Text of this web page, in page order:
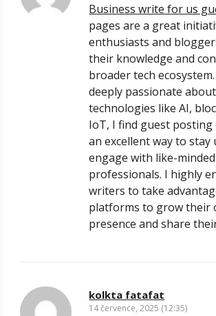
Business write for us
pages are a great
enthusiasts and
their knowledge and
broader tech
deeply passionate
technologies like AI,
IoT, I find guest
an excellent way to stay
engage with like-minded
professionals. I highly
writers to take
platforms to grow their
presence and share
kolkta fatafat
14 července, 2025 (12:35)